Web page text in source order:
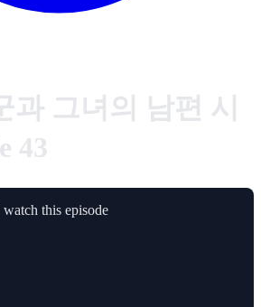
과 그녀의 남편 시
43
this episode